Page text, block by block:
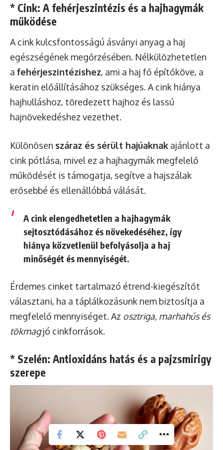
* Cink: A fehérjeszintézis és a hajhagymák
működése
A cink kulcsfontosságú ásványi anyag a haj
egészségének megőrzésében. Nélkülözhetetlen
a fehérjeszintézishez, ami a haj fő építőköve, a
keratin előállításához szükséges. A cink hiánya
hajhulláshoz, töredezett hajhoz és lassú
hajnövekedéshez vezethet.
Különösen száraz és sérült hajúaknak ajánlott a
cink pótlása, mivel ez a hajhagymák megfelelő
működését is támogatja, segítve a hajszálak
erősebbé és ellenállóbbá válását.
A cink elengedhetetlen a hajhagymák
sejtosztódásához és növekedéséhez, így
hiánya közvetlenül befolyásolja a haj
minőségét és mennyiségét.
Érdemes cinket tartalmazó étrend-kiegészítőt
választani, ha a táplálkozásunk nem biztosítja a
megfelelő mennyiséget. Az osztriga, marhahús és
tökmagjó cinkforrások.
* Szelén: Antioxidáns hatás és a pajzsmirigy
szerepe